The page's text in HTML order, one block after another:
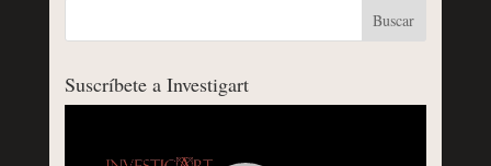
Suscríbete a Investigart